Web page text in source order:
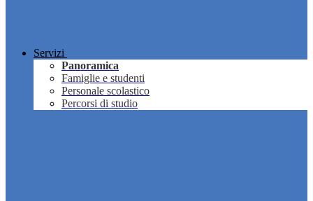
Servizi
Panoramica
Famiglie e studenti
Personale scolastico
Percorsi di studio